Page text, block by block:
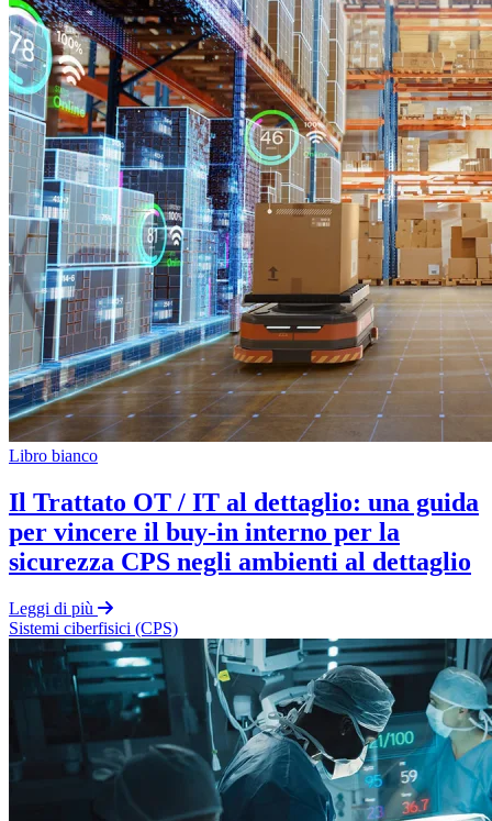
Libro bianco
Il Trattato OT / IT al dettaglio: una guida
per vincere il buy-in interno per la
sicurezza CPS negli ambienti al dettaglio
Leggi di più
Sistemi ciberfisici (CPS)